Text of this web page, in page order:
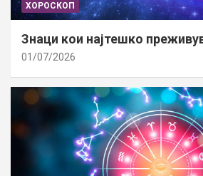
ХОРОСКОП
Знаци кои најтешко
01/07/2026